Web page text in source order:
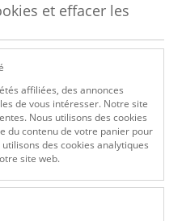
et effacer les
affiliées, des annonces
de vous intéresser. Notre site
Nous utilisons des cookies
du contenu de votre panier pour
des cookies analytiques
site web.